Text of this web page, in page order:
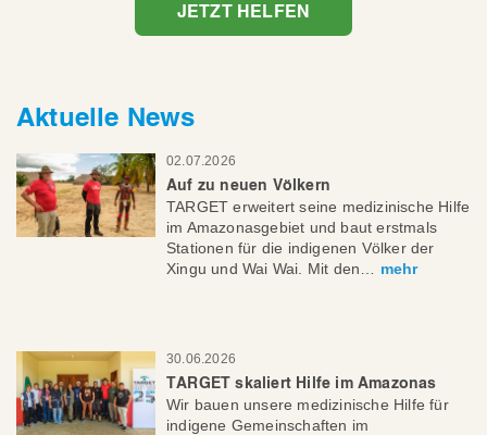
JETZT HELFEN
Aktuelle News
02.07.2026
Auf zu neuen Völkern
TARGET erweitert seine medizinische Hilfe
im Amazonasgebiet und baut erstmals
Stationen für die indigenen Völker der
Xingu und Wai Wai. Mit den… mehr
30.06.2026
TARGET skaliert Hilfe im Amazonas
Wir bauen unsere medizinische Hilfe für
indigene Gemeinschaften im